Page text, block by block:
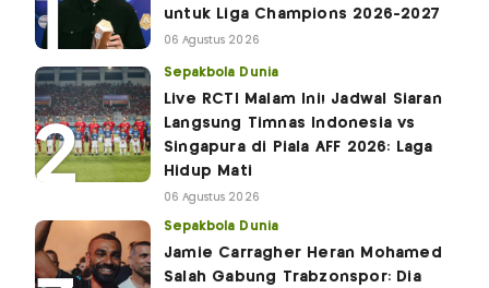
untuk Liga Champions 2026-2027
06 Agustus 2026
Sepakbola Dunia
Live RCTI Malam Ini! Jadwal Siaran
Langsung Timnas Indonesia vs
Singapura di Piala AFF 2026: Laga
Hidup Mati
06 Agustus 2026
Sepakbola Dunia
Jamie Carragher Heran Mohamed
Salah Gabung Trabzonspor: Dia